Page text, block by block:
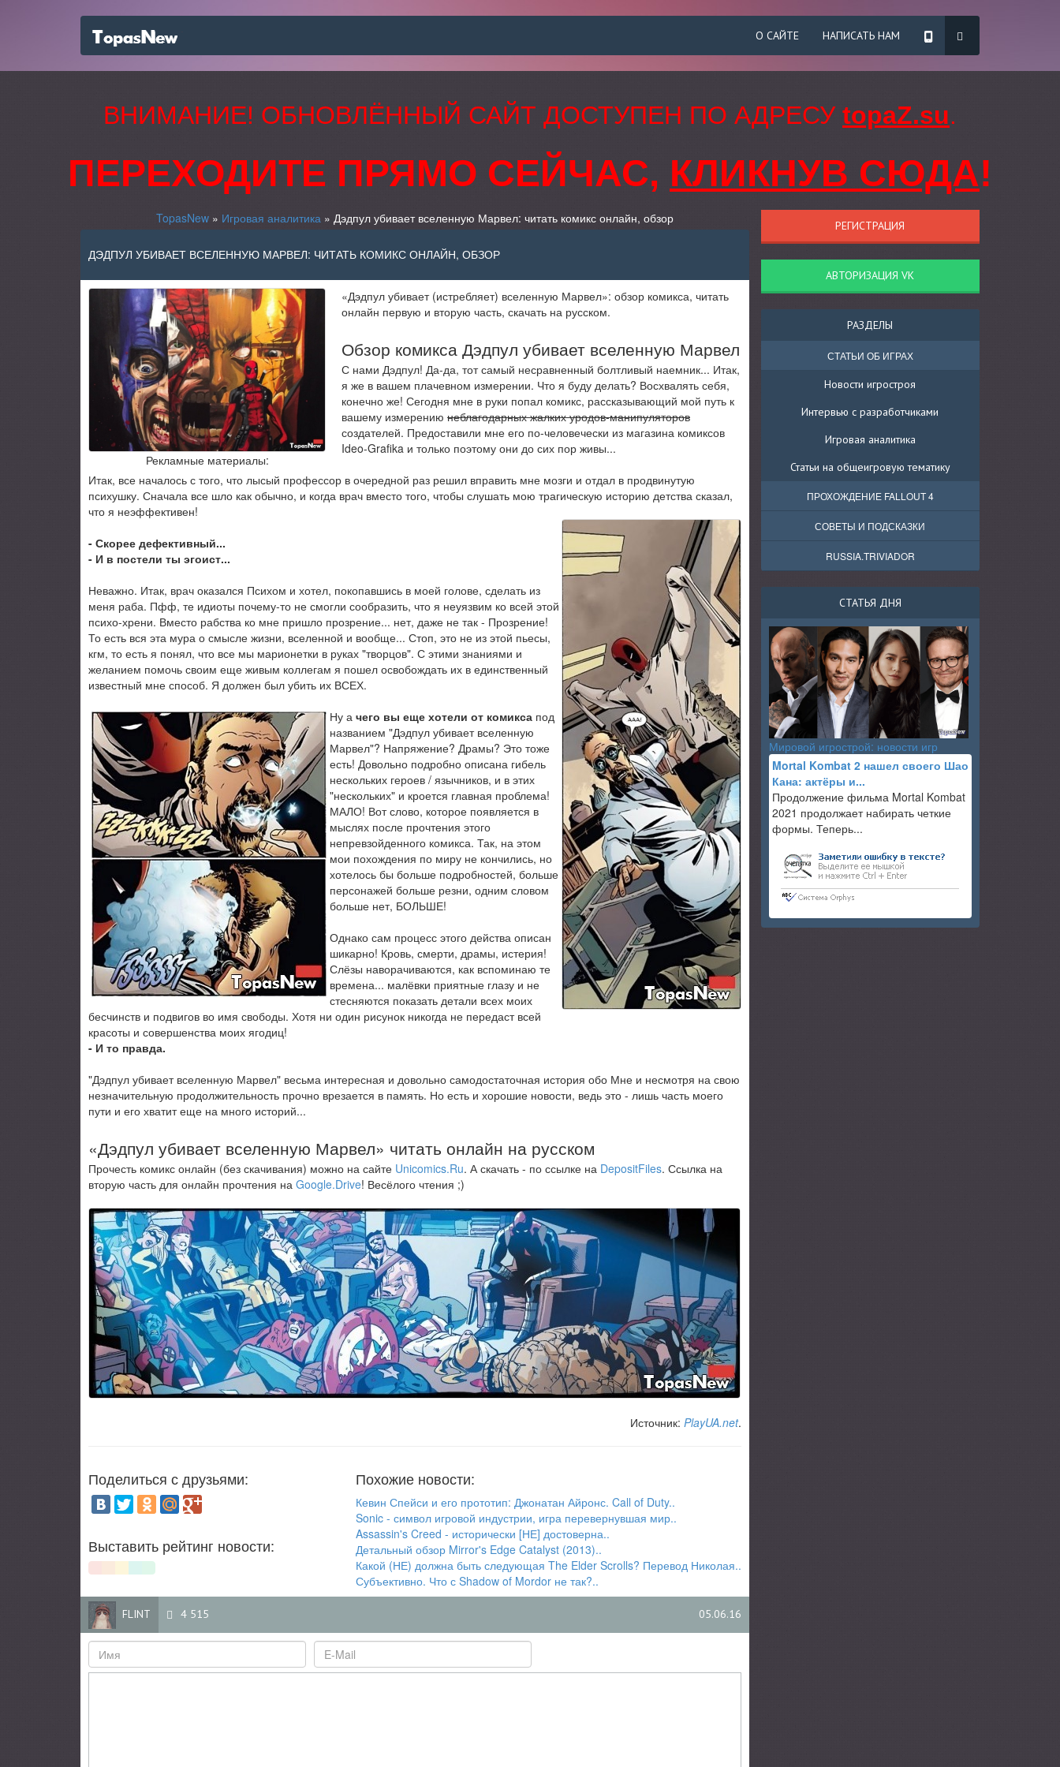
О САЙТЕ НАПИСАТЬ НАМ
ВНИМАНИЕ! ОБНОВЛЁННЫЙ САЙТ ДОСТУПЕН ПО АДРЕСУ topaZ.su.
ПЕРЕХОДИТЕ ПРЯМО СЕЙЧАС, КЛИКНУВ СЮДА!
TopasNew» Игровая аналитика » Дэдпул убивает вселенную Марвел: читать комикс онлайн, обзор
ДЭДПУЛ УБИВАЕТ ВСЕЛЕННУЮ МАРВЕЛ: ЧИТАТЬ КОМИКС ОНЛАЙН, ОБЗОР
Рекламные материалы:
«Дэдпул убивает (истребляет) вселенную Марвел»: обзор комикса, читать
онлайн первую и вторую часть, скачать на русском.
Обзор комикса Дэдпул убивает вселенную Марвел
С нами Дэдпул! Да-да, тот самый несравненный болтливый наемник... Итак,
я же в вашем плачевном измерении. Что я буду делать? Восхвалять себя,
конечно же! Сегодня мне в руки попал комикс, рассказывающий мой путь к
вашему измерению неблагодарных жалких уродов-манипуляторов
создателей. Предоставили мне его по-человечески из магазина комиксов
Ideo-Grafika и только поэтому они до сих пор живы...
Итак, все началось с того, что лысый профессор в очередной раз решил вправить мне мозги и отдал в продвинутую
психушку. Сначала все шло как обычно, и когда врач вместо того, чтобы слушать мою трагическую историю детства сказал,
что я неэффективен!
- Скорее дефективный...
- И в постели ты эгоист...
Неважно. Итак, врач оказался Психом и хотел, покопавшись в моей голове, сделать из
меня раба. Пфф, те идиоты почему-то не смогли сообразить, что я неуязвим ко всей этой
психо-хрени. Вместо рабства ко мне пришло прозрение... нет, даже не так - Прозрение!
То есть вся эта мура о смысле жизни, вселенной и вообще... Стоп, это не из этой пьесы,
кгм, то есть я понял, что все мы марионетки в руках "творцов". С этими знаниями и
желанием помочь своим еще живым коллегам я пошел освобождать их в единственный
известный мне способ. Я должен был убить их ВСЕХ.
Ну а чего вы еще хотели от комикса под
названием "Дэдпул убивает вселенную
Марвел"? Напряжение? Драмы? Это тоже
есть! Довольно подробно описана гибель
нескольких героев / язычников, и в этих
"нескольких" и кроется главная проблема!
МАЛО! Вот слово, которое появляется в
мыслях после прочтения этого
непревзойденного комикса. Так, на этом
мои похождения по миру не кончились, но
хотелось бы больше подробностей, больше
персонажей больше резни, одним словом
больше нет, БОЛЬШЕ!
Однако сам процесс этого действа описан
шикарно! Кровь, смерти, драмы, истерия!
Слёзы наворачиваются, как вспоминаю те
времена... малёвки приятные глазу и не
стесняются показать детали всех моих
бесчинств и подвигов во имя свободы. Хотя ни один рисунок никогда не передаст всей
красоты и совершенства моих ягодиц!
- И то правда.
"Дэдпул убивает вселенную Марвел" весьма интересная и довольно самодостаточная история обо Мне и несмотря на свою
незначительную продолжительность прочно врезается в память. Но есть и хорошие новости, ведь это - лишь часть моего
пути и его хватит еще на много историй...
«Дэдпул убивает вселенную Марвел» читать онлайн на русском
Прочесть комикс онлайн (без скачивания) можно на сайте Unicomics.Ru. А скачать - по ссылке на DepositFiles. Ссылка на
вторую часть для онлайн прочтения на Google.Drive! Весёлого чтения ;)
Источник: PlayUA.net.
Поделиться с друзьями:
Выставить рейтинг новости:
Похожие новости:
Кевин Спейси и его прототип: Джонатан Айронс. Call of Duty..
Sonic - символ игровой индустрии, игра перевернувшая мир..
Assassin's Creed - исторически [НЕ] достоверна..
Детальный обзор Mirror's Edge Catalyst (2013)..
Какой (НЕ) должна быть следующая The Elder Scrolls? Перевод Николая..
Субъективно. Что с Shadow of Mordor не так?..
FLINT 4 515 05.06.16
РЕГИСТРАЦИЯ
АВТОРИЗАЦИЯ VK
РАЗДЕЛЫ
СТАТЬИ ОБ ИГРАХ
Новости игростроя
Интервью с разработчиками
Игровая аналитика
Статьи на общеигровую тематику
ПРОХОЖДЕНИЕ FALLOUT 4
СОВЕТЫ И ПОДСКАЗКИ
RUSSIA.TRIVIADOR
СТАТЬЯ ДНЯ
Мировой игрострой: новости игр
Mortal Kombat 2 нашел своего Шао
Кана: актёры и...
Продолжение фильма Mortal Kombat
2021 продолжает набирать четкие
формы. Теперь...